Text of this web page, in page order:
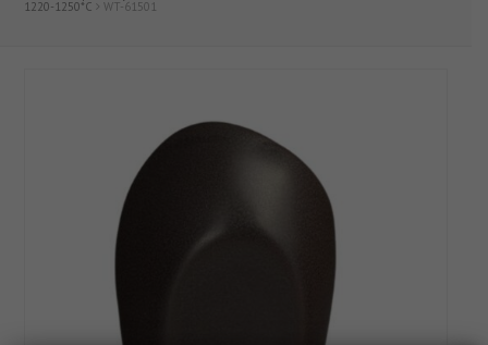
1220-1250*C WT-61501